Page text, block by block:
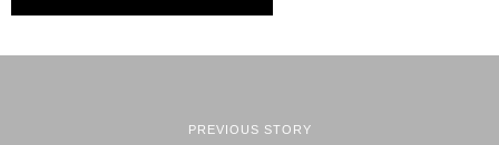
PREVIOUS STORY